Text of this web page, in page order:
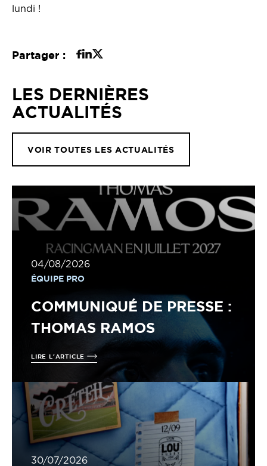
lundi !
Partager :
LES DERNIÈRES
ACTUALITÉS
VOIR TOUTES LES ACTUALITÉS
04/08/2026
ÉQUIPE PRO
COMMUNIQUÉ DE PRESSE :
THOMAS RAMOS
LIRE L'ARTICLE
30/07/2026